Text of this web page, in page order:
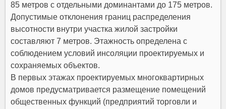
85 метровс отдельными доминантами до 175 метров.
Допустимые отклонения границ распределения
высотности внутри участка жилой застройки
составляют 7 метров. Этажность определена с
соблюдением условий инсоляции проектируемых и
сохраняемых объектов.
В первых этажах проектируемых многоквартирных
домов предусматривается размещение помещений
общественных функций (предприятий торговли и